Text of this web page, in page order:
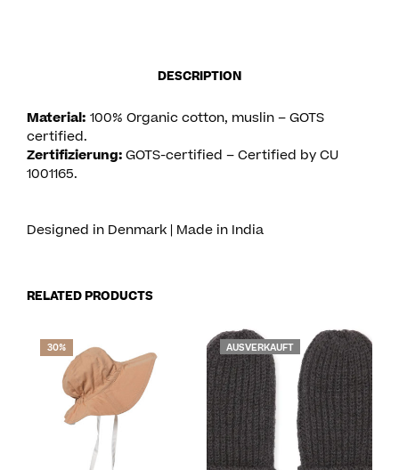
DESCRIPTION
Material: 100% Organic cotton, muslin – GOTS
certified.
Zertifizierung:GOTS-certified – Certified by CU
1001165.
Designed in Denmark | Made in India
RELATED PRODUCTS
30% AUSVERKAUFT